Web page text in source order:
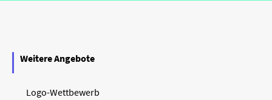
Weitere Angebote
Logo-Wettbewerb